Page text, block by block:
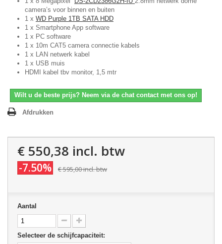
camera’s voor binnen en buiten
1 x WD Purple 1TB SATA HDD
1 x Smartphone App software
1 x PC software
1 x 10m CAT5 camera connectie kabels
1 x LAN netwerk kabel
1 x USB muis
HDMI kabel tbv monitor, 1,5 mtr
Wilt u de beste prijs? Neem via de chat contact met ons op!
Afdrukken
€ 550,38 incl. btw
-7.50% € 595,00incl. btw
Aantal
Selecteer de schijfcapaciteit: